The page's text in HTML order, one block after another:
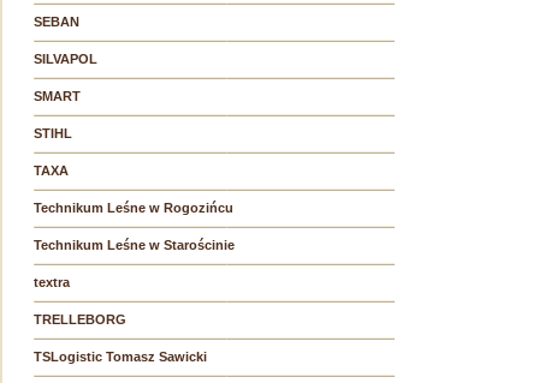
SEBAN
SILVAPOL
SMART
STIHL
TAXA
Technikum Leśne w Rogozińcu
Technikum Leśne w Starościnie
textra
TRELLEBORG
TSLogistic Tomasz Sawicki